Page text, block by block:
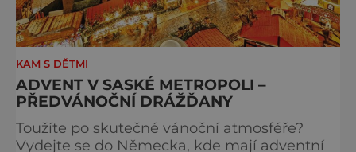
KAM S DĚTMI
ADVENT V SASKÉ METROPOLI –
PŘEDVÁNOČNÍ DRÁŽĎANY
Toužíte po skutečné vánoční atmosféře?
Vydejte se do Německa, kde mají adventní